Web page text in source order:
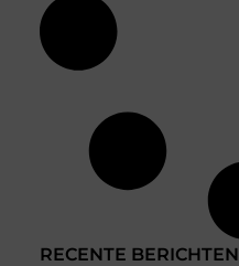
RECENTE BERICHTEN